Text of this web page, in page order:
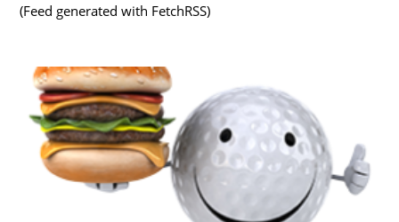
(Feed generated with FetchRSS)